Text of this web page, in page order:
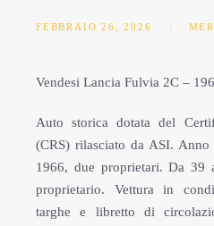
FEBBRAIO 26, 2026
Vendesi Lancia Fulvia 2C –
Auto storica dotata del
(CRS) rilasciato da ASI.
1966, due proprietari. Da 39
proprietario. Vettura in
targhe e libretto di